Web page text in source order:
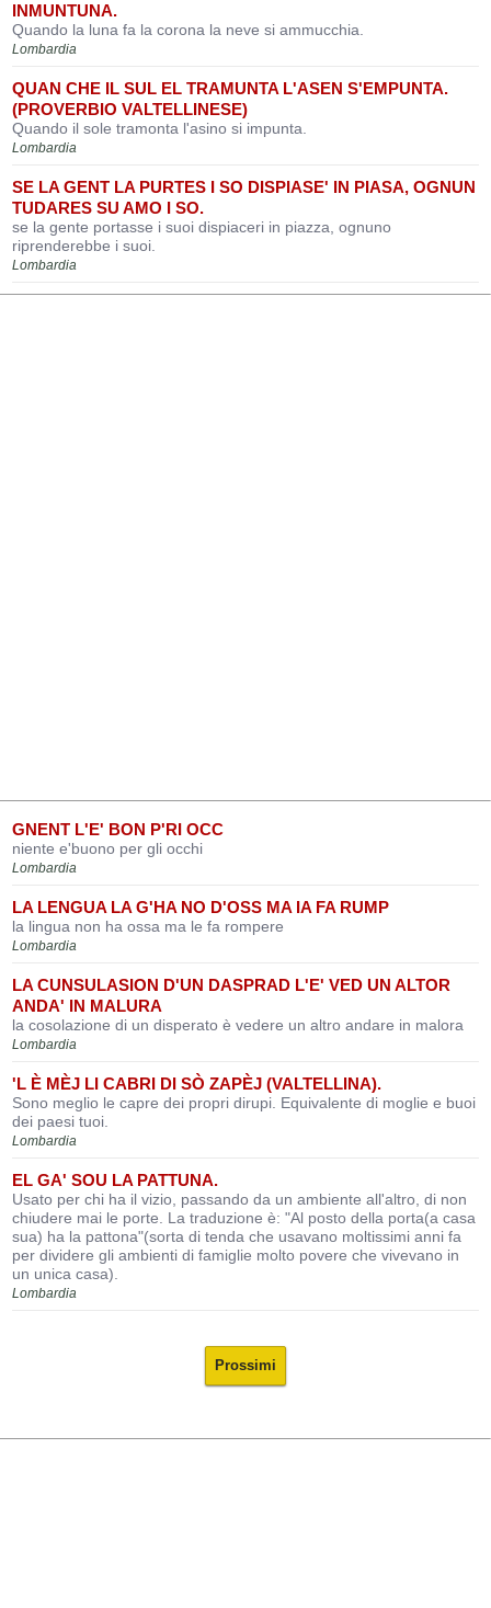
INMUNTUNA.
Quando la luna fa la corona la neve si ammucchia.
Lombardia
QUAN CHE IL SUL EL TRAMUNTA L'ASEN S'EMPUNTA.
(PROVERBIO VALTELLINESE)
Quando il sole tramonta l'asino si impunta.
Lombardia
SE LA GENT LA PURTES I SO DISPIASE' IN PIASA, OGNUN
TUDARES SU AMO I SO.
se la gente portasse i suoi dispiaceri in piazza, ognuno
riprenderebbe i suoi.
Lombardia
GNENT L'E' BON P'RI OCC
niente e'buono per gli occhi
Lombardia
LA LENGUA LA G'HA NO D'OSS MA IA FA RUMP
la lingua non ha ossa ma le fa rompere
Lombardia
LA CUNSULASION D'UN DASPRAD L'E' VED UN ALTOR
ANDA' IN MALURA
la cosolazione di un disperato è vedere un altro andare in malora
Lombardia
'L È MÈJ LI CABRI DI SÒ ZAPÈJ (VALTELLINA).
Sono meglio le capre dei propri dirupi. Equivalente di moglie e buoi
dei paesi tuoi.
Lombardia
EL GA' SOU LA PATTUNA.
Usato per chi ha il vizio, passando da un ambiente all'altro, di non
chiudere mai le porte. La traduzione è: "Al posto della porta(a casa
sua) ha la pattona"(sorta di tenda che usavano moltissimi anni fa
per dividere gli ambienti di famiglie molto povere che vivevano in
un unica casa).
Lombardia
Prossimi